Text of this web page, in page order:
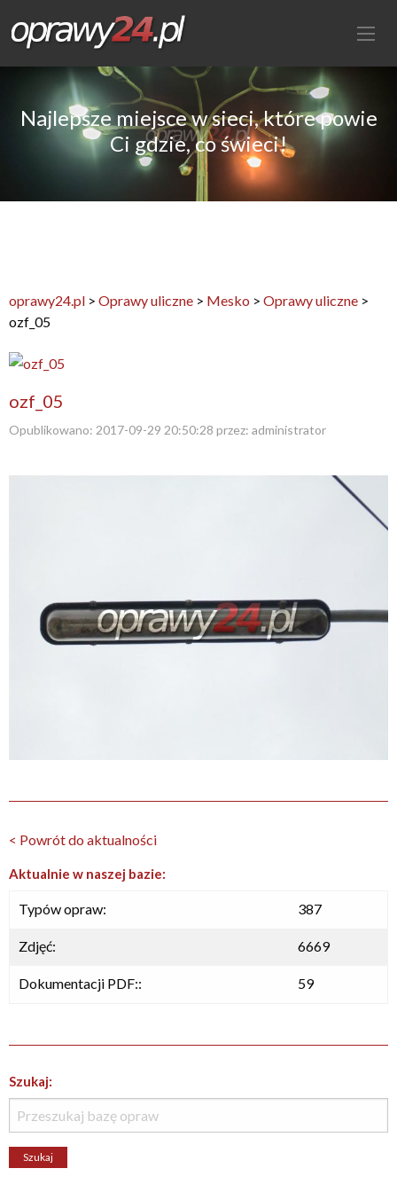
Najlepsze miejsce w sieci, które powie
Ci gdzie, co świeci!
oprawy24.pl > Oprawy uliczne > Mesko > Oprawy uliczne >
ozf_05
ozf_05
Opublikowano: 2017-09-29 20:50:28 przez: administrator
< Powrót do aktualności
Aktualnie w naszej bazie:
Typów opraw: 387
Zdjęć: 6669
Dokumentacji PDF:: 59
Szukaj: